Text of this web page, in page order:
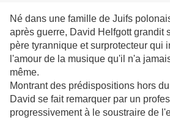
Né dans une famille de Juifs
après guerre, David Helfgott grandit
père tyrannique et surprotecteur qui
l'amour de la musique qu'il n'a
même.
Montrant des prédispositions hors
David se fait remarquer par un
progressivement à le soustraire de